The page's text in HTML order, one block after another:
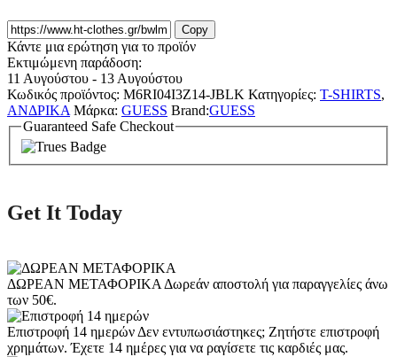
Copy
Κάντε μια ερώτηση για το προϊόν
Εκτιμώμενη παράδοση:
11 Αυγούστου - 13 Αυγούστου
Κωδικός προϊόντος: M6RI04I3Z14-JBLK Κατηγορίες: T-SHIRTS,
ΑΝΔΡΙΚΑ Μάρκα: GUESS Brand:GUESS
Guaranteed Safe Checkout
Get It Today
ΔΩΡΕΑΝ ΜΕΤΑΦΟΡΙΚΑ Δωρεάν αποστολή για παραγγελίες άνω
των 50€.
Επιστροφή 14 ημερών Δεν εντυπωσιάστηκες; Ζητήστε επιστροφή
χρημάτων. Έχετε 14 ημέρες για να ραγίσετε τις καρδιές μας.